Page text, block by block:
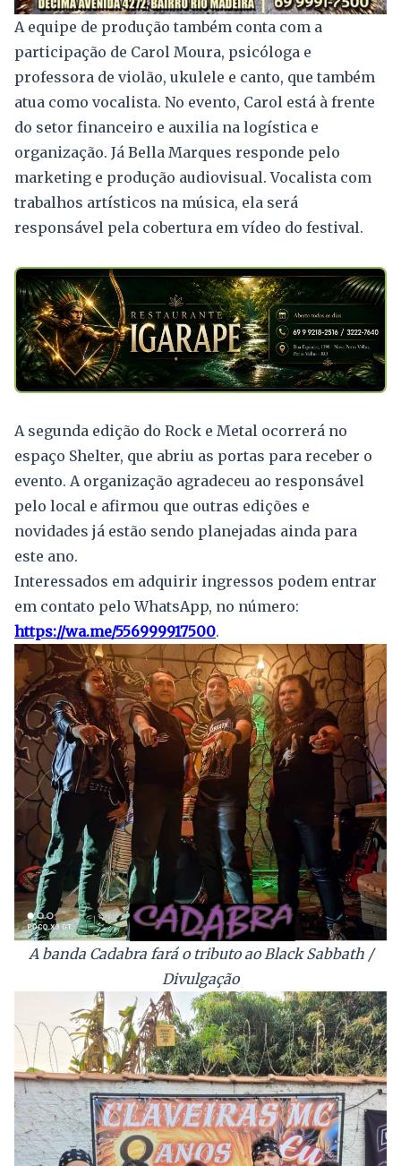
A equipe de produção também conta com a
participação de Carol Moura, psicóloga e
professora de violão, ukulele e canto, que também
atua como vocalista. No evento, Carol está à frente
do setor financeiro e auxilia na logística e
organização. Já Bella Marques responde pelo
marketing e produção audiovisual. Vocalista com
trabalhos artísticos na música, ela será
responsável pela cobertura em vídeo do festival.
A segunda edição do Rock e Metal ocorrerá no
espaço Shelter, que abriu as portas para receber o
evento. A organização agradeceu ao responsável
pelo local e afirmou que outras edições e
novidades já estão sendo planejadas ainda para
este ano.
Interessados em adquirir ingressos podem entrar
em contato pelo WhatsApp, no número:
https://wa.me/556999917500.
A banda Cadabra fará o tributo ao Black Sabbath /
Divulgação